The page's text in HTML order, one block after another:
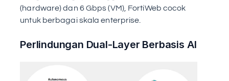
(hardware) dan 6 Gbps (VM), FortiWeb cocok
untuk berbagai skala enterprise.
Perlindungan Dual-Layer Berbasis AI